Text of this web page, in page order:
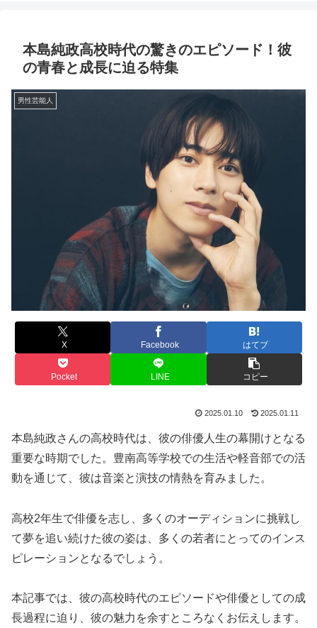
本島純政高校時代の驚きのエピソード！彼
の青春と成長に迫る特集
男性芸能人
X Facebook はてブ
Pocket LINE コピー
2025.01.10 2025.01.11
本島純政さんの高校時代は、彼の俳優人生の幕開けとなる
重要な時期でした。豊南高等学校での生活や軽音部での活
動を通じて、彼は音楽と演技の情熱を育みました。
高校2年生で俳優を志し、多くのオーディションに挑戦し
て夢を追い続けた彼の姿は、多くの若者にとってのインス
ピレーションとなるでしょう。
本記事では、彼の高校時代のエピソードや俳優としての成
長過程に迫り、彼の魅力を余すところなくお伝えします。